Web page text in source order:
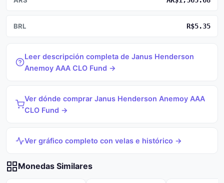
BRL R$5.35
Leer descripción completa de Janus Henderson
Anemoy AAA CLO Fund →
Ver dónde comprar Janus Henderson Anemoy AAA
CLO Fund →
Ver gráfico completo con velas e histórico →
Monedas Similares